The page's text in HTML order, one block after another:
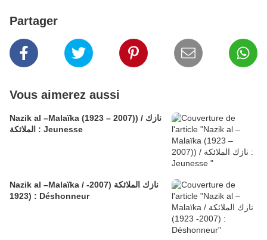
Partager
Vous aimerez aussi
Nazik al –Malaïka (1923 – 2007)) / نازك
الملائكة : Jeunesse
Nazik al –Malaïka / نازك الملائكة (2007-
1923) : Déshonneur